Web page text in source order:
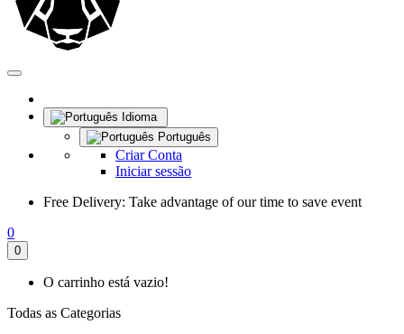
Idioma
Português
Criar Conta
Iniciar sessão
Free Delivery: Take advantage of our time to save event
0
0
O carrinho está vazio!
Todas as Categorias